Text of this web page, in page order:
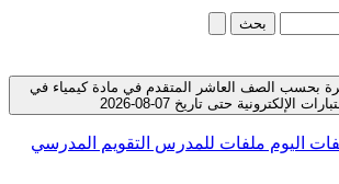
بحث
بحسب الصف العاشر المتقدم في مادة كيمياء في
الإلكترونية حتى تاريخ 07-08-2026
اليوم ملفات للمدرس التقويم المدرسي